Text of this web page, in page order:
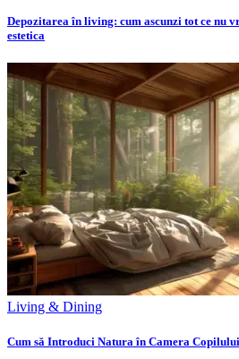
Depozitarea în living: cum ascunzi tot ce nu
estetica
Living & Dining
Cum să Introduci Natura în Camera